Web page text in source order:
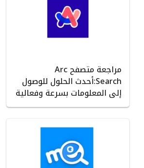
مراجعة متصفح Arc
Search:أحدث الحلول للوصول
إلى المعلومات بسرعة وفعالية